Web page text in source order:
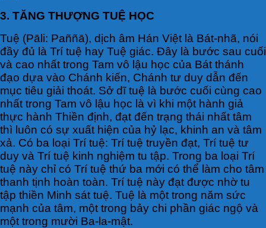
3. TĂNG THƯỢNG TUỆ HỌC
Tuệ (Pāli: Paññā), dịch âm Hán Việt là Bát-nhã, nói
đầy đủ là Trí tuệ hay Tuệ giác. Đây là bước sau cuối
và cao nhất trong Tam vô lậu học của Bát thánh
đạo dựa vào Chánh kiến, Chánh tư duy dẫn đến
mục tiêu giải thoát. Sở dĩ tuệ là bước cuối cùng cao
nhất trong Tam vô lậu học là vì khi một hành giả
thực hành Thiền định, đạt đến trạng thái nhất tâm
thì luôn có sự xuất hiện của hỷ lạc, khinh an và tâm
xả. Có ba loại Trí tuệ: Trí tuệ truyền đạt, Trí tuệ tư
duy và Trí tuệ kinh nghiệm tu tập. Trong ba loại Trí
tuệ này chỉ có Trí tuệ thứ ba mới có thể làm cho tâm
thanh tịnh hoàn toàn. Trí tuệ này đạt được nhờ tu
tập thiền Minh sát tuệ. Tuệ là một trong năm sức
mạnh của tâm, một trong bảy chi phần giác ngộ và
một trong mười Ba-la-mật.